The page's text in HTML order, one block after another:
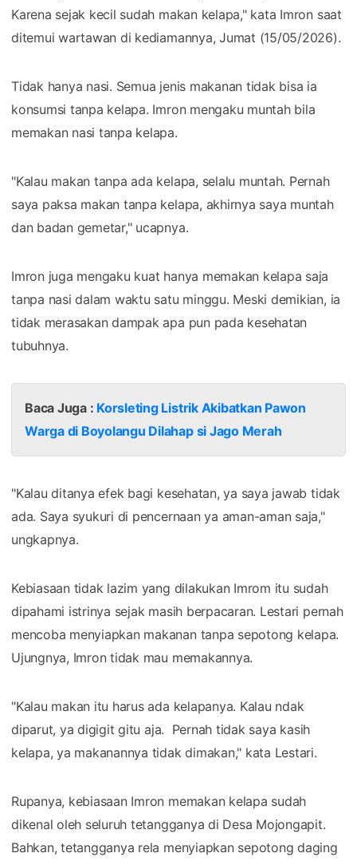
Karena sejak kecil sudah makan kelapa," kata Imron saat
ditemui wartawan di kediamannya, Jumat (15/05/2026).
Tidak hanya nasi. Semua jenis makanan tidak bisa ia
konsumsi tanpa kelapa. Imron mengaku muntah bila
memakan nasi tanpa kelapa.
"Kalau makan tanpa ada kelapa, selalu muntah. Pernah
saya paksa makan tanpa kelapa, akhirnya saya muntah
dan badan gemetar," ucapnya.
Imron juga mengaku kuat hanya memakan kelapa saja
tanpa nasi dalam waktu satu minggu. Meski demikian, ia
tidak merasakan dampak apa pun pada kesehatan
tubuhnya.
Baca Juga : Korsleting Listrik Akibatkan Pawon
Warga di Boyolangu Dilahap si Jago Merah
"Kalau ditanya efek bagi kesehatan, ya saya jawab tidak
ada. Saya syukuri di pencernaan ya aman-aman saja,"
ungkapnya.
Kebiasaan tidak lazim yang dilakukan Imrom itu sudah
dipahami istrinya sejak masih berpacaran. Lestari pernah
mencoba menyiapkan makanan tanpa sepotong kelapa.
Ujungnya, Imron tidak mau memakannya.
"Kalau makan itu harus ada kelapanya. Kalau ndak
diparut, ya digigit gitu aja. Pernah tidak saya kasih
kelapa, ya makanannya tidak dimakan," kata Lestari.
Rupanya, kebiasaan Imron memakan kelapa sudah
dikenal oleh seluruh tetangganya di Desa Mojongapit.
Bahkan, tetangganya rela menyiapkan sepotong daging